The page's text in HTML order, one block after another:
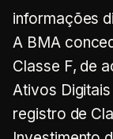
informações
A BMA
Classe F, de
Ativos
registro de